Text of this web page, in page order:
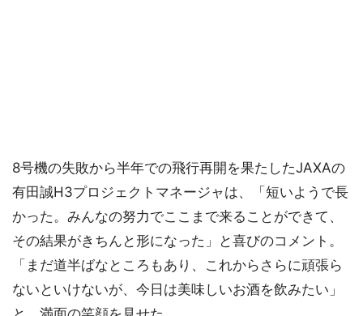
8号機の失敗から半年での飛行再開を果たしたJAXAの
有田誠H3プロジェクトマネージャは、「短いようで長
かった。みんなの努力でここまで来ることができて、
その結果がきちんと形になった」と喜びのコメント。
「まだ道半ばなところもあり、これからさらに頑張ら
ないといけないが、今日は美味しいお酒を飲みたい」